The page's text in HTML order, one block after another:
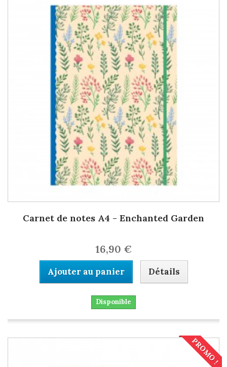
Carnet de notes A4 - Enchanted Garden
16,90 €
Ajouter au panier Détails
Disponible
PROMO !